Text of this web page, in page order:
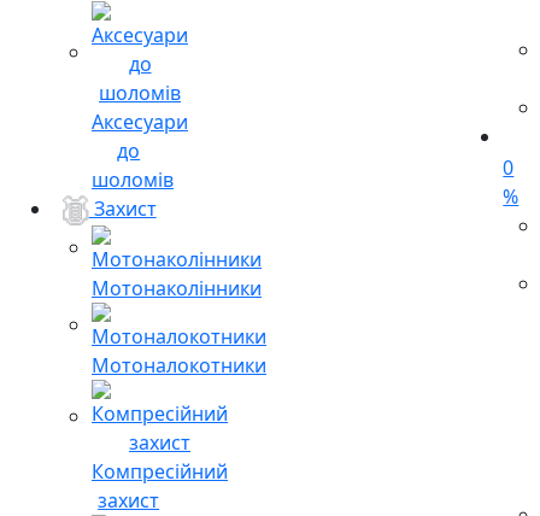
Аксесуари
до
шоломів
Захист
Мотонаколінники
Мотоналокотники
Компресійний
захист
0
%